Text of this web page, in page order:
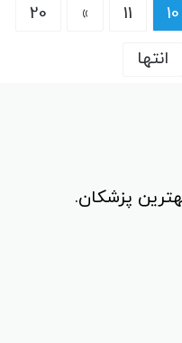
10
11
»
20
انتها